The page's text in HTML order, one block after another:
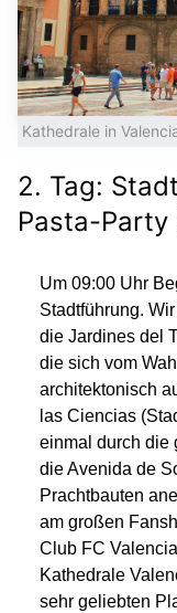
Kathedrale in
2. Tag:
Pasta-Party
Um 09:00 Uhr
Stadtführung.
die Jardines del
die sich vom
architektonisch
las Ciencias
einmal durch die
die Avenida de
Prachtbauten
am großen
Club FC
Kathedrale
sehr geliebten